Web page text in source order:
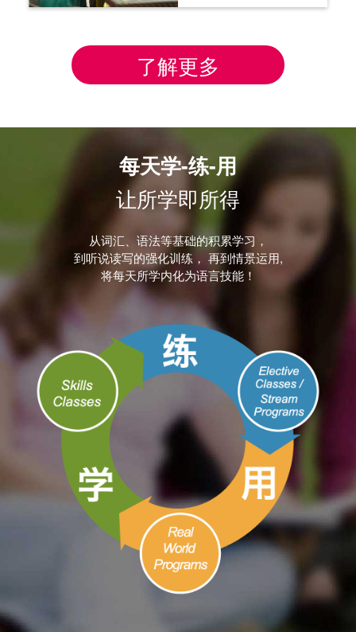
了解更多
每天学-练-用
让所学即所得
从词汇、语法等基础的积累学习，
到听说读写的强化训练， 再到情景运用,
将每天所学内化为语言技能！